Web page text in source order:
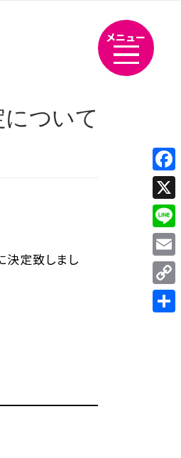
メニュー
ついて
決定致しまし
X
Line
Link